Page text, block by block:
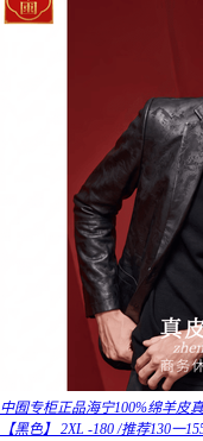
中囿专柜正品海宁100%绵羊皮
【黑色】 2XL -180 /推荐130一